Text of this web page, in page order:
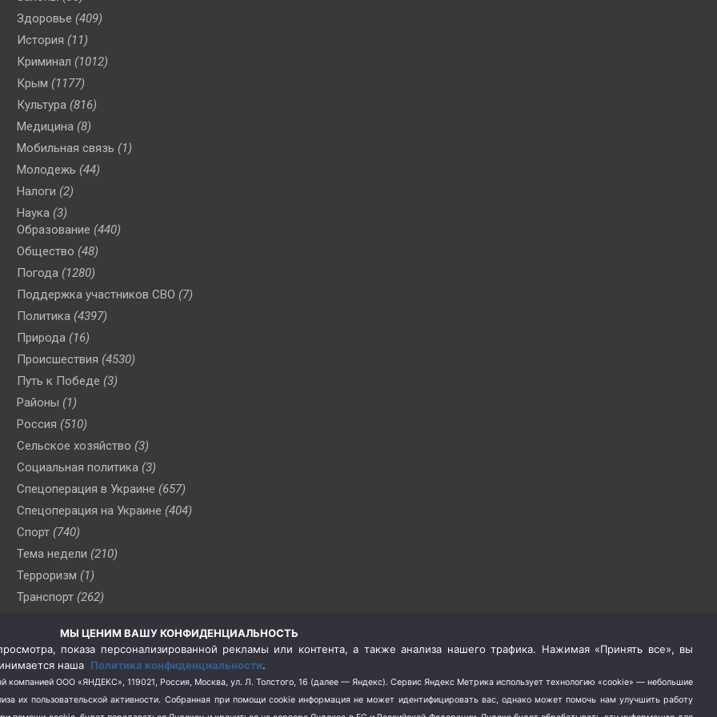
Здоровье (409)
История (11)
Криминал (1012)
Крым (1177)
Культура (816)
Медицина (8)
Мобильная связь (1)
Молодежь (44)
Налоги (2)
Наука (3)
Образование (440)
Общество (48)
Погода (1280)
Поддержка участников СВО (7)
Политика (4397)
Природа (16)
Происшествия (4530)
Путь к Победе (3)
Районы (1)
Россия (510)
Сельское хозяйство (3)
Социальная политика (3)
Спецоперация в Украине (657)
Спецоперация на Украине (404)
Спорт (740)
Тема недели (210)
Терроризм (1)
Транспорт (262)
(76)
Цены (2)
Школа и спорт (2)
Экология (8)
МЫ ЦЕНИМ ВАШУ КОНФИДЕНЦИАЛЬНОСТЬ
показа персонализированной рекламы или контента, а также анализа нашего трафика. Нажимая «Принять все», вы
наша Политика конфиденциальности.
компанией ООО «ЯНДЕКС», 119021, Россия, Москва, ул. Л. Толстого, 16 (далее — Яндекс). Сервис Яндекс Метрика использует технологию «cookie» — небольшие
их пользовательской активности. Собранная при помощи cookie информация не может идентифицировать вас, однако может помочь нам улучшить работу